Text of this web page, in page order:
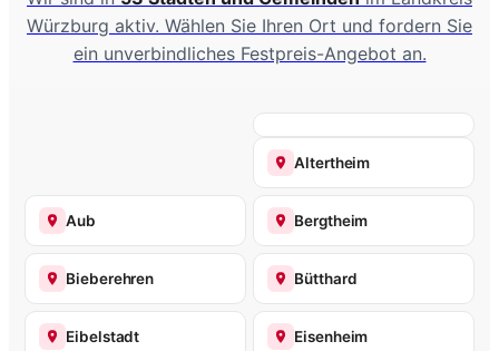
Würzburg aktiv. Wählen Sie Ihren Ort und fordern Sie
ein unverbindliches Festpreis-Angebot an.
Altertheim
Aub Bergtheim
Bieberehren Bütthard
Eibelstadt Eisenheim